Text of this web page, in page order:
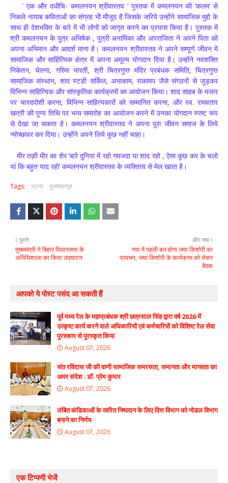
' एक और दधीचि- कमलनयन श्रीवास्तव ‘ पुस्तक में कमलनयन की ‘कलम’ से
निकले नायाब कविताओं का संग्रह भी मौजूद है जिसके जरिये उन्होंने सामाजिक मुद्दो के
साथ ही देशभक्ति के बारे में भी लोगों को जागृत करने का प्रयास किया है। पुस्तक में
श्री कमलनयन के पुत्र अभिषेक , पुत्री अनामिका और अपराजिता ने अपने पिता को
अपना अभिमान और आदर्श माना है। कमलनयन श्रीवास्तव ने अपने सम्पूर्ण जीवन में
सामाजिक और साहित्यिक क्षेत्र में अपना अमूल्य योगदान दिया है। उन्होंने नवशक्ति
निकेतन, चेतना, गरिमा भारती, श्री चित्रगुप्त मंदिर प्रबंधक समिति, चित्रगुप्त
सामाजिक संस्थान, शाद स्टडी सर्किल, अभाकाम, राकामप जैसे संगठनों से जुड़कर
विभिन्न साहित्यिक और सांस्कृतिक कार्यक्रमों का आयोजन किया। शाद साहब के मजार
पर चारदपोशी करना, विभिन्न साहित्यकारों को सम्मानित करना, और स्व. रामवतार
खत्री की पुण्य तिथि पर भव्य समारोह का आयोजन करने में उनका योगदान स्पष्ट रूप
से देखा जा सकता है। कमलनयन श्रीवास्तव ने अपना पूरा जीवन समाज के लिये
न्योच्छावर कर दिया। उन्होंने अपने लिये कुछ नहीं चाहा।
मीर तक़ी मीर का शेर ‘बारे दुनिया में रहो गमजदा या शाद रहो , ऐसा कुछ कर के चलो
यां कि बहुत याद रहो’ कमलनयन श्रीवास्तव के व्यक्तित्व से मेल खाता है।
Tags: पटना मुजफ्फरपुर
और नया
गया में पहली बार होगा जया किशोरी का
प्रवचन, जया किशोरी के कार्यक्रम को लेकर
बैठक
पुराने
मुख्यमंत्री ने बिहार विधानसभा के
अतिथिशाला का किया उद्घाटन
आपको ये पोस्ट पसंद आ सकती हैं
पूर्व मध्य रेल के महाप्रबंधक श्री छत्रसाल सिंह द्वारा वर्ष 2026 में
उत्कृष्ट कार्य करने वाले अधिकारियों एवं कर्मचारियों को विशिष्ट रेल सेवा
पुरस्कार से पुरस्कृत किया
August 07, 2026
संत रविदास जी की वाणी सामाजिक समरसता, समानता और मानवता का
अमर संदेश : डॉ. प्रेम कुमार
August 07, 2026
लंबित कंडिकाओं के त्वरित निष्पादन के लिए वित्त विभाग को नोडल विभाग
बनाने का निर्णय
August 07, 2026
एक टिप्पणी भेजें